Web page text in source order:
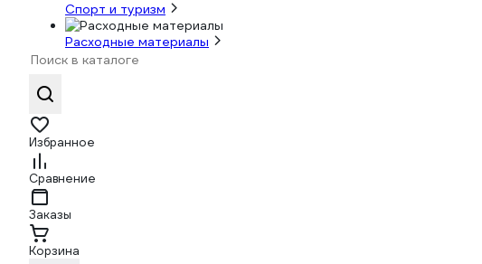
Спорт и туризм
Расходные материалы
Избранное
Сравнение
Заказы
Корзина